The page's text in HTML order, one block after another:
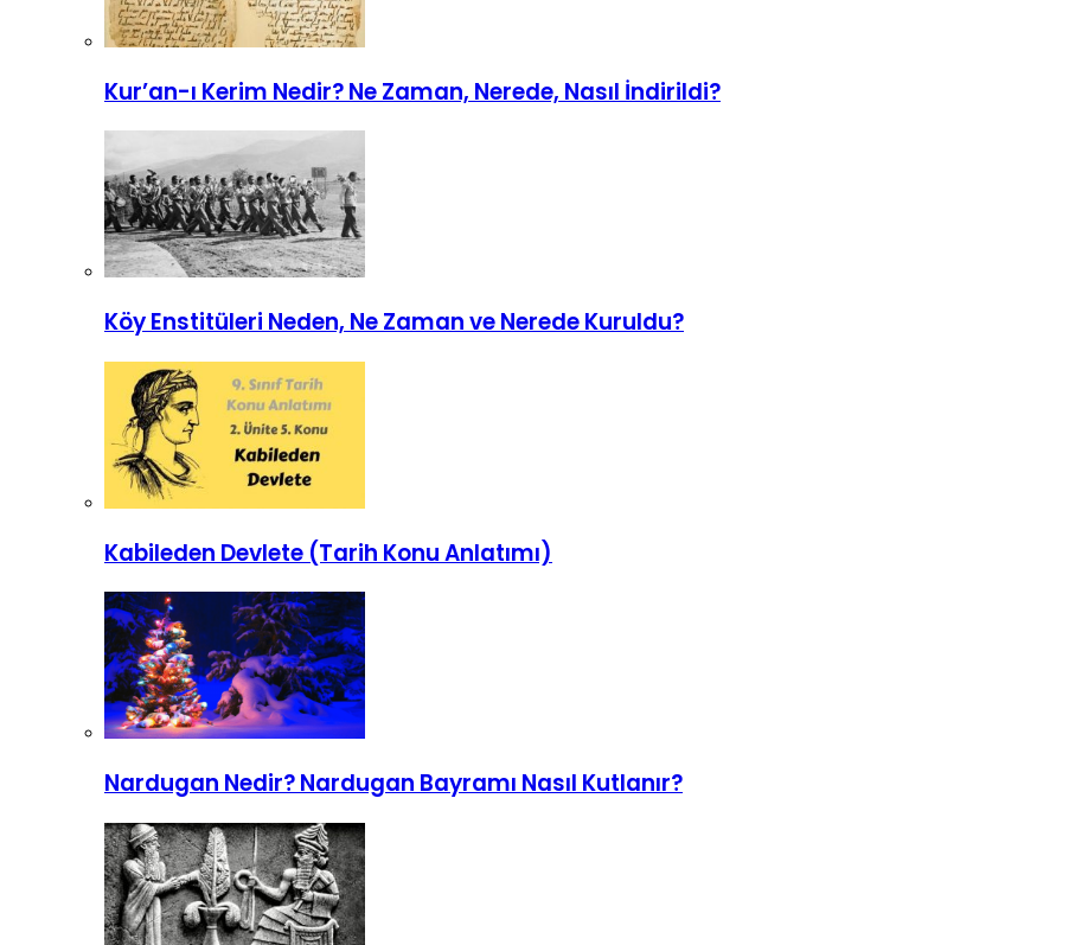
Kur’an-ı Kerim Nedir? Ne Zaman, Nerede, Nasıl İndirildi?
Köy Enstitüleri Neden, Ne Zaman ve Nerede Kuruldu?
Kabileden Devlete (Tarih Konu Anlatımı)
Nardugan Nedir? Nardugan Bayramı Nasıl Kutlanır?